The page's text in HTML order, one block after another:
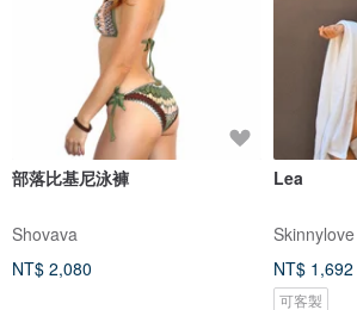
部落比基尼泳褲
Shovava
NT$ 2,080
Lea
Skinnylove
NT$ 1,692
可客製